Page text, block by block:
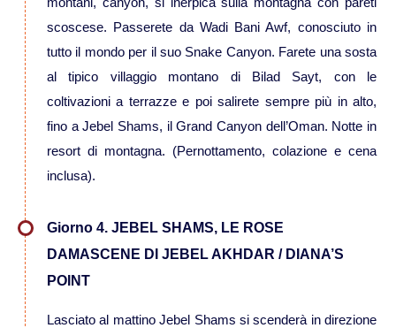
Viaggi in Mongolia
Viaggi in Nepal Tibet Bhutan
Viaggi in Sri Lanka
Viaggi in Tajikistan
Viaggi in Thailandia
Viaggi in Cambogia
scoscese. Passerete da Wadi Bani Awf, conosciuto in
tutto il mondo per il suo Snake Canyon. Farete una sosta
al tipico villaggio montano di Bilad Sayt, con le
coltivazioni a terrazze e poi salirete sempre più in alto,
fino a Jebel Shams, il Grand Canyon dell’Oman. Notte in
resort di montagna. (Pernottamento, colazione e cena
inclusa).
Giorno 4. JEBEL SHAMS, LE ROSE
DAMASCENE DI JEBEL AKHDAR / DIANA’S
POINT
Lasciato al mattino Jebel Shams si scenderà in direzione